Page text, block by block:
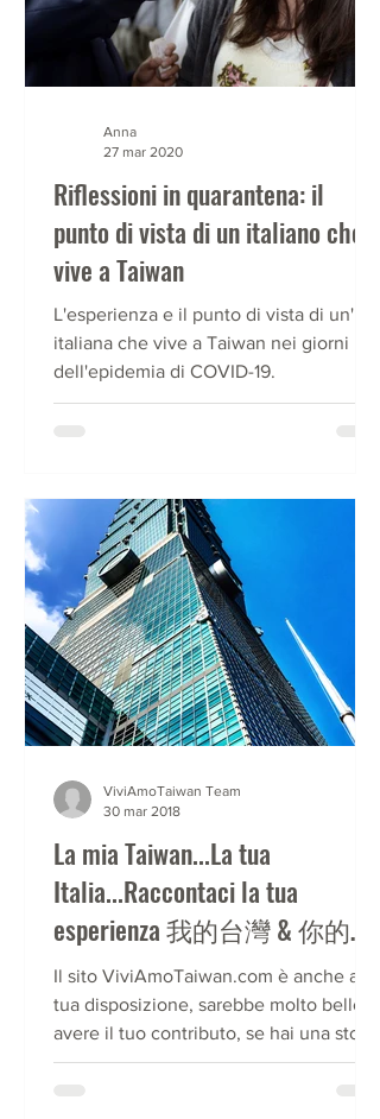
Riflessioni in quarantena: il
punto di vista di un italiano che
vive a Taiwan
L'esperienza e il punto di vista di un'
italiana che vive a Taiwan nei giorni
dell'epidemia di COVID-19.
Anna
27 mar 2020
La mia Taiwan...La tua
Italia...Raccontaci la tua
esperienza 我的台灣 & 你的義
大利，跟我們說說你的經驗
吧！
Il sito ViviAmoTaiwan.com è anche a
tua disposizione, sarebbe molto bello
avere il tuo contributo, se hai una storia
da raccontare, un...
ViviAmoTaiwan Team
30 mar 2018